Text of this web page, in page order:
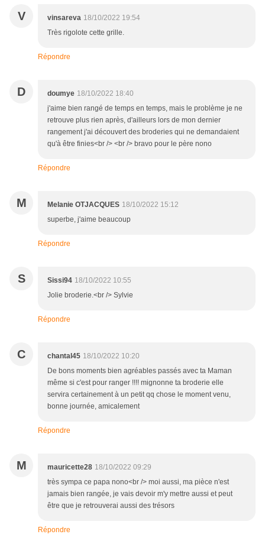
V vinsareva 18/10/2022 19:54
Très rigolote cette grille.
Répondre
D doumye 18/10/2022 18:40
j'aime bien rangé de temps en temps, mais le problème je ne
retrouve plus rien après, d'ailleurs lors de mon dernier
rangement j'ai découvert des broderies qui ne demandaient
qu'à être finies<br /> <br /> bravo pour le père nono
Répondre
M Melanie OTJACQUES 18/10/2022 15:12
superbe, j'aime beaucoup
Répondre
S Sissi94 18/10/2022 10:55
Jolie broderie.<br /> Sylvie
Répondre
C chantal45 18/10/2022 10:20
De bons moments bien agréables passés avec ta Maman
même si c'est pour ranger !!!! mignonne ta broderie elle
servira certainement à un petit qq chose le moment venu,
bonne journée, amicalement
Répondre
M mauricette28 18/10/2022 09:29
très sympa ce papa nono<br /> moi aussi, ma pièce n'est
jamais bien rangée, je vais devoir m'y mettre aussi et peut
être que je retrouverai aussi des trésors
Répondre